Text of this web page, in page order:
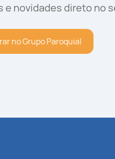
novidades direto no
no Grupo Paroquial